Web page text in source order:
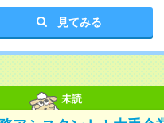
見てみる
未読